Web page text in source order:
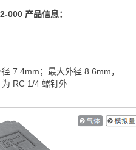
000 产品信息：
7.4mm；最大外径 8.6mm，
RC 1/4 螺钉外